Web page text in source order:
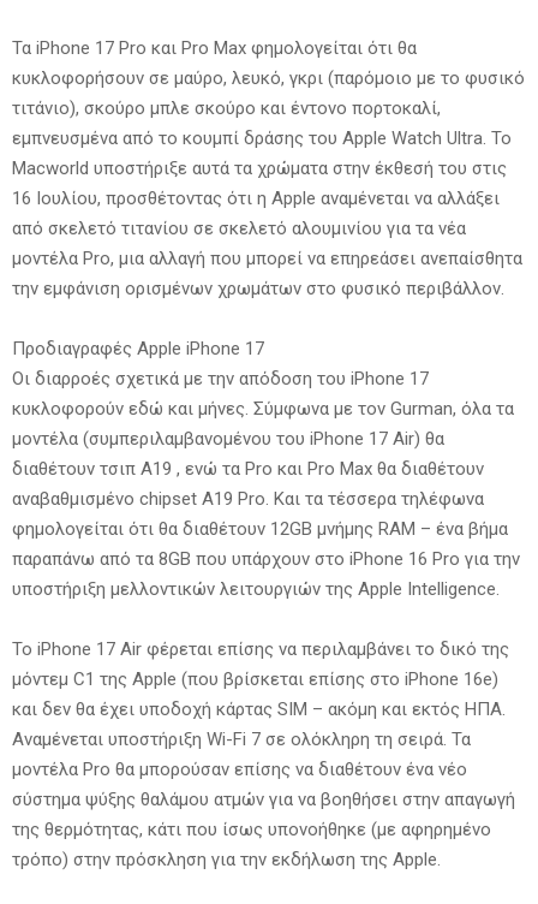
Τα iPhone 17 Pro και Pro Max φημολογείται ότι θα
κυκλοφορήσουν σε μαύρο, λευκό, γκρι (παρόμοιο με το φυσικό
τιτάνιο), σκούρο μπλε σκούρο και έντονο πορτοκαλί,
εμπνευσμένα από το κουμπί δράσης του Apple Watch Ultra. Το
Macworld υποστήριξε αυτά τα χρώματα στην έκθεσή του στις
16 Ιουλίου, προσθέτοντας ότι η Apple αναμένεται να αλλάξει
από σκελετό τιτανίου σε σκελετό αλουμινίου για τα νέα
μοντέλα Pro, μια αλλαγή που μπορεί να επηρεάσει ανεπαίσθητα
την εμφάνιση ορισμένων χρωμάτων στο φυσικό περιβάλλον.
Προδιαγραφές Apple iPhone 17
Οι διαρροές σχετικά με την απόδοση του iPhone 17
κυκλοφορούν εδώ και μήνες. Σύμφωνα με τον Gurman, όλα τα
μοντέλα (συμπεριλαμβανομένου του iPhone 17 Air) θα
διαθέτουν τσιπ A19 , ενώ τα Pro και Pro Max θα διαθέτουν
αναβαθμισμένο chipset A19 Pro. Και τα τέσσερα τηλέφωνα
φημολογείται ότι θα διαθέτουν 12GB μνήμης RAM – ένα βήμα
παραπάνω από τα 8GB που υπάρχουν στο iPhone 16 Pro για την
υποστήριξη μελλοντικών λειτουργιών της Apple Intelligence.
Το iPhone 17 Air φέρεται επίσης να περιλαμβάνει το δικό της
μόντεμ C1 της Apple (που βρίσκεται επίσης στο iPhone 16e)
και δεν θα έχει υποδοχή κάρτας SIM – ακόμη και εκτός ΗΠΑ.
Αναμένεται υποστήριξη Wi-Fi 7 σε ολόκληρη τη σειρά. Τα
μοντέλα Pro θα μπορούσαν επίσης να διαθέτουν ένα νέο
σύστημα ψύξης θαλάμου ατμών για να βοηθήσει στην απαγωγή
της θερμότητας, κάτι που ίσως υπονοήθηκε (με αφηρημένο
τρόπο) στην πρόσκληση για την εκδήλωση της Apple.